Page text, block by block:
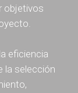
objetivos
eficiencia
la selección